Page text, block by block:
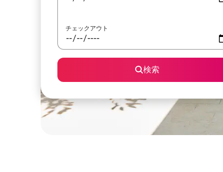
チェックアウト
検索